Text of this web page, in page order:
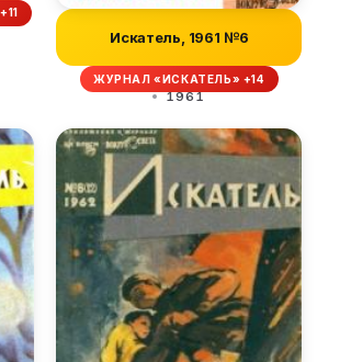
Искатель, 1961 №6
ЖУРНАЛ «ИСКАТЕЛЬ» +14
1961